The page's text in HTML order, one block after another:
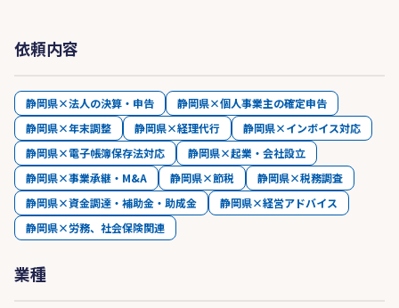
依頼内容
静岡県×法人の決算・申告
静岡県×個人事業主の確定申告
静岡県×年末調整
静岡県×経理代行
静岡県×インボイス対応
静岡県×電子帳簿保存法対応
静岡県×起業・会社設立
静岡県×事業承継・M&A
静岡県×節税
静岡県×税務調査
静岡県×資金調達・補助金・助成金
静岡県×経営アドバイス
静岡県×労務、社会保険関連
業種